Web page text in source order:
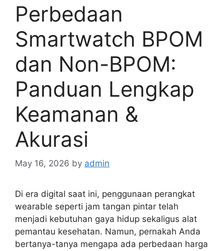
Perbedaan
Smartwatch BPOM
dan Non-BPOM:
Panduan Lengkap
Keamanan &
Akurasi
May 16, 2026 by admin
Di era digital saat ini, penggunaan perangkat
wearable seperti jam tangan pintar telah
menjadi kebutuhan gaya hidup sekaligus alat
pemantau kesehatan. Namun, pernakah Anda
bertanya-tanya mengapa ada perbedaan harga